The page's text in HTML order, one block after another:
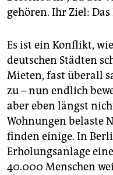
gehören. Ihr Ziel:
Es ist ein Konflikt,
deutschen Städten
Mieten, fast überall
zu – nun endlich
aber eben längst
Wohnungen belaste
finden einige. In
Erholungsanlage
40.000 Menschen